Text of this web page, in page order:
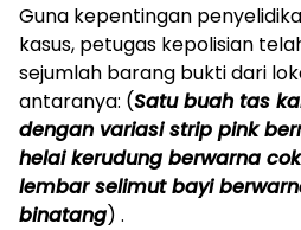
​Guna kepentingan
kasus, petugas kepolisian
sejumlah barang bukti dari
antaranya: (Satu buah tas
dengan variasi strip pink
helai kerudung berwarna
lembar selimut bayi
binatang) .